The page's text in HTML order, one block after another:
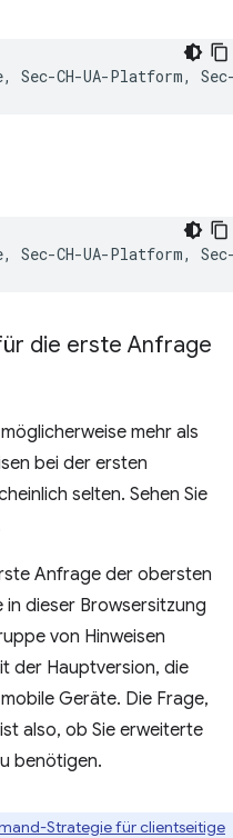
die erste Anfrage
mehr als
bei der ersten
selten. Sehen Sie
Anfrage der obersten
in dieser Browsersitzung
von Hinweisen
der Hauptversion, die
Geräte. Die Frage,
also, ob Sie erweiterte
benötigen.
Strategie für clientseitige